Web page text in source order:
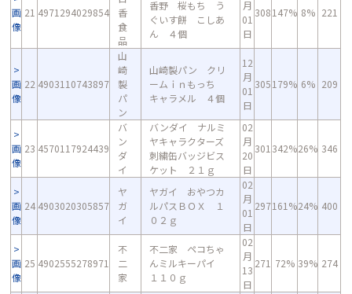
画
像
21 4971294029854
香
食
品
香野 桜もち う
ぐいす餅 こしあ
ん ４個
月
01
日
308147% 8% 221
画
像
22 4903110743897
山
崎
製
パ
ン
山崎製パン クリ
ームｉｎもっち
キャラメル ４個
12
月
01
日
305179% 6% 209
画
像
23 4570117924439
バ
ン
ダ
イ
バンダイ ナルミ
ヤキャラクターズ
刺繍缶バッジビス
ケット ２１ｇ
02
月
20
日
301 342%26% 346
画
像
24 4903020305857
ヤ
ガ
イ
ヤガイ おやつカ
ルパスＢＯＸ １
０２ｇ
02
月
01
日
297161%24% 400
画
像
25 4902555278971
不
二
家
不二家 ペコちゃ
んミルキーパイ
１１０ｇ
02
月
13
日
271 72% 39% 274